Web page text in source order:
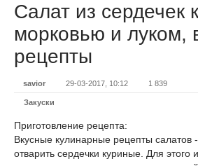
Салат из сердечек
морковью и луком,
рецепты
savior 29-03-2017, 10:12 1 839
Закуски
Приготовление рецепта:
Вкусные кулинарные рецепты салатов
отварить сердечки куриные. Для этого